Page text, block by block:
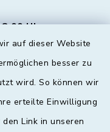
auf dieser Website
besser zu
wird. So können wir
erteilte Einwilligung
Link in unseren
Uhr
Uhr